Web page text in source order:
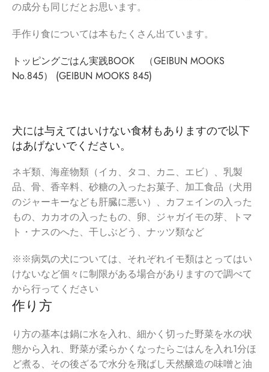
の成分も同じだとお思います。
手作り食については本もたくさん出ています。
トッピングごはん実践BOOK （GEIBUN MOOKS
No.845） (GEIBUN MOOKS 845)
犬には与えてはいけない食材もありますので以下
はあげないでください。
ネギ類、海産物類（イカ、タコ、カニ、エビ）、乳製
品、骨、香辛料、砂糖の入ったお菓子、加工食品（犬用
のジャーキーなども肝臓に悪い）、カフェインの入った
もの、カカオの入ったもの、卵、ジャガイモの芽、トマ
ト・ナスのへた、干しぶどう、ナッツ類など
※※病気の犬については、それぞれイモ類はとってはい
けないなど個々に制限がある場合がありますので調べて
から行ってください
作り方
り方の基本は鍋に水を入れ、細かく切った野菜を水の状
態から入れ、野菜が柔らかくなったらごはんを入れ1分ほ
ど煮る、その後ざるで水分を飛ばし天然醸造の味噌と油